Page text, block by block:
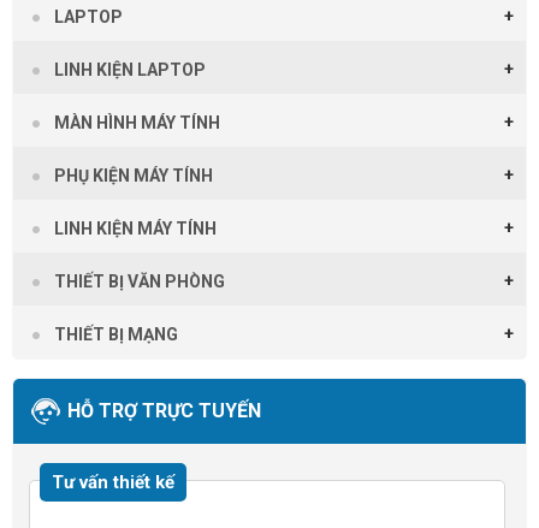
LAPTOP
LINH KIỆN LAPTOP
MÀN HÌNH MÁY TÍNH
PHỤ KIỆN MÁY TÍNH
LINH KIỆN MÁY TÍNH
THIẾT BỊ VĂN PHÒNG
THIẾT BỊ MẠNG
HỖ TRỢ TRỰC TUYẾN
Tư vấn thiết kế